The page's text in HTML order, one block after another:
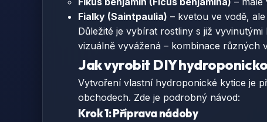
Fialky (Saintpaulia) – kvetou ve vodě,
Důležité je vybírat rostliny s již
vizuálně vyvážená – kombinace různých
Jak vyrobit DIY
Vytvoření vlastní hydroponické kytice je
obchodech. Zde je podrobný návod:
Krok 1: Příprava nádoby